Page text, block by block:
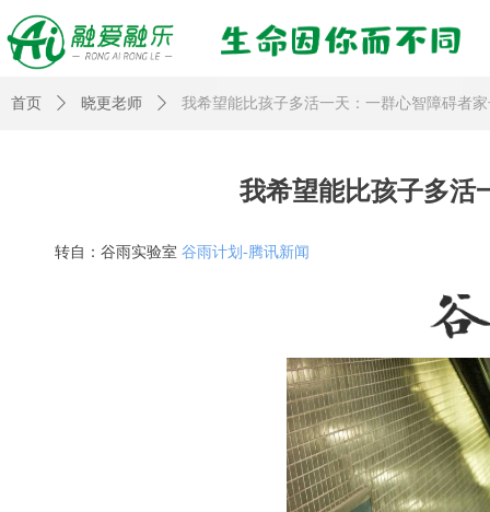
首页 ꄲ 晓更老师 ꄲ 我希望能比孩子多活一天：一群心智障碍者
我希望能比孩子多活
转自：谷雨实验室 谷雨计划-腾讯新闻